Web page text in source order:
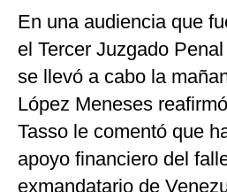
En una audiencia que
el Tercer Juzgado
se llevó a cabo la
López Meneses
Tasso le comentó que
apoyo financiero del
exmandatario de